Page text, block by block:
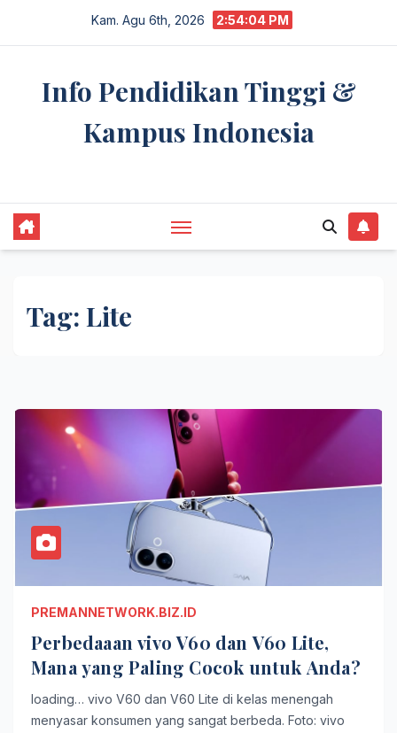
Kam. Agu 6th, 2026 2:54:05 PM
Info Pendidikan Tinggi &
Kampus Indonesia
Tag: Lite
PREMANNETWORK.BIZ.ID
Perbedaaan vivo V60 dan V60 Lite,
Mana yang Paling Cocok untuk Anda?
loading… vivo V60 dan V60 Lite di kelas menengah
menyasar konsumen yang sangat berbeda. Foto: vivo